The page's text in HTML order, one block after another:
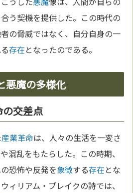
う契機を提供した。この時代の
の脅威ではなく、自分自身の一
存在となったのである。
悪魔の多様化
交差点
産業革命は、人々の生活を一変さ
混乱をもたらした。この時期、
恐怖や反発を象徴する存在とな
ィリアム・ブレイクの詩では、